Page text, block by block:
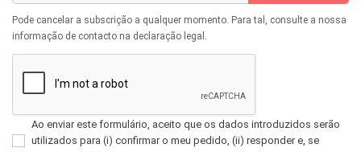
Pode cancelar a subscrição a qualquer momento. Para tal, consulte a nossa
informação de contacto na declaração legal.
Ao enviar este formulário, aceito que os dados introduzidos serão
utilizados para (i) confirmar o meu pedido, (ii) responder e, se